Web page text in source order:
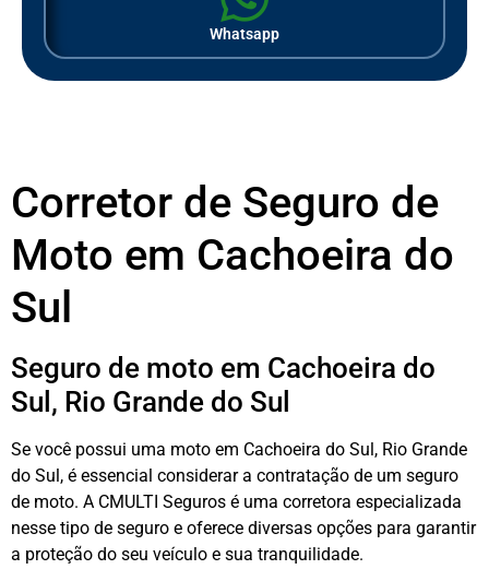
Whatsapp
Corretor de Seguro de
Moto em Cachoeira do
Sul
Seguro de moto em Cachoeira do
Sul, Rio Grande do Sul
Se você possui uma moto em Cachoeira do Sul, Rio Grande
do Sul, é essencial considerar a contratação de um seguro
de moto. A CMULTI Seguros é uma corretora especializada
nesse tipo de seguro e oferece diversas opções para garantir
a proteção do seu veículo e sua tranquilidade.